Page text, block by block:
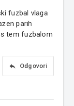
fuzbal vlaga
parih
tem fuzbalom
reply Odgovori